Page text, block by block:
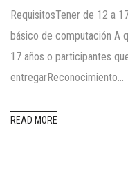
RequisitosTener de 12 a
básico de computación A
17 años o participantes
entregarReconocimiento…
READ MORE